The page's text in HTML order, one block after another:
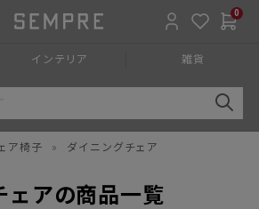
0
インテリア 雑貨
ア椅子 » ダイニングチェア
ェアの商品一覧